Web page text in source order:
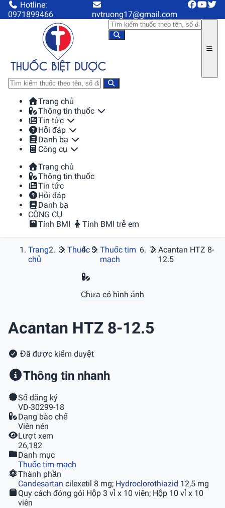
Hotline:
0971899466
nvtruong17@gmail.com
Trang chủ
Thông tin thuốc
Tin tức
Hỏi đáp
Danh bạ
Công cụ
Trang chủ
Thông tin thuốc
Tin tức
Hỏi đáp
Danh bạ
CÔNG CỤ
Tính BMI
Tính BMI trẻ em
Trang
chủ
Thuốc
Thuốc tim
mạch
Acantan HTZ 8-
12.5
Chưa có hình ảnh
Acantan HTZ 8-12.5
Đã được kiểm duyệt
Thông tin nhanh
Số đăng ký
VD-30299-18
Dạng bào chế
Viên nén
Lượt xem
26,182
Danh mục
Thuốc tim mạch
Thành phần
Candesartan cilexetil 8 mg; Hydroclorothiazid 12,5 mg
Quy cách đóng gói Hộp 3 vỉ x 10 viên; Hộp 10 vỉ x 10
viên